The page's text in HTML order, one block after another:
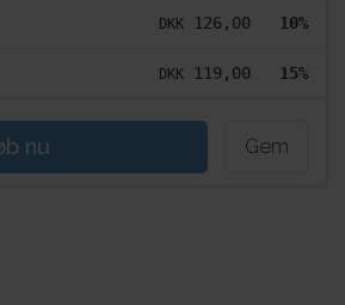
nu Gem
DKK 126,00 10%
DKK 119,00 15%